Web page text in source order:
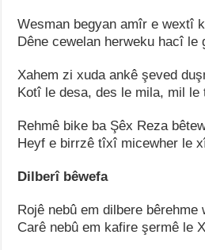
Wesman begyan amîr e wextî
Dêne cewelan herweku hacî le
Xahem zi xuda ankê şeved
Kotî le desa, des le mila, mil le
Rehmê bike ba Şêx Reza
Heyf e birrzê tîxî micewher le
Dilberî bêwefa
Rojê nebû em dilbere bêrehme
Carê nebû em kafire şermê le